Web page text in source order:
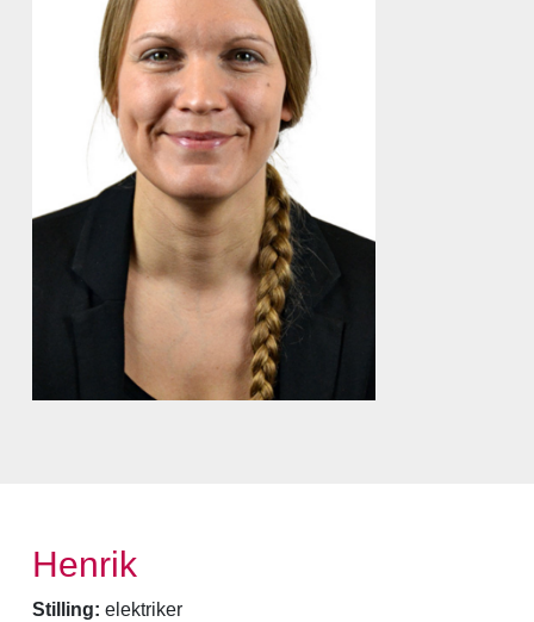
Henrik
Stilling: elektriker